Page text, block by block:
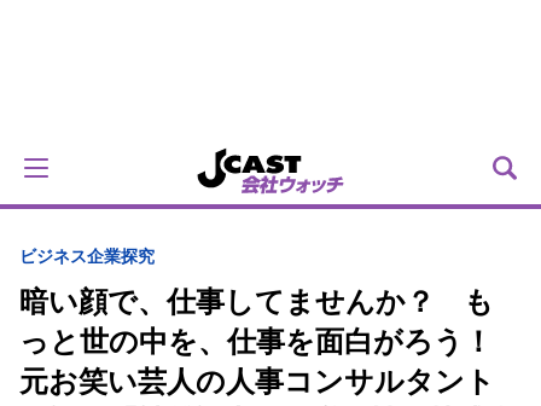
ビジネス企業探究
暗い顔で、仕事してませんか？ も
っと世の中を、仕事を面白がろう！
元お笑い芸人の人事コンサルタント